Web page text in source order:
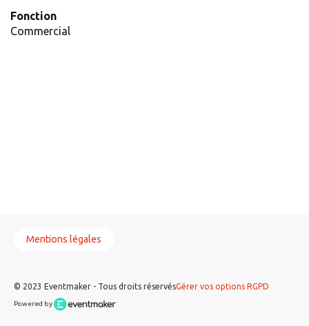
Fonction
Commercial
Mentions légales
© 2023 Eventmaker - Tous droits réservésGérer vos options RGPD
Powered by